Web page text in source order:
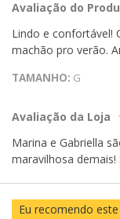
Avaliação do
Lindo e confortável!
machão pro verão.
TAMANHO: G
Avaliação da Loja
Marina e Gabriella
maravilhosa demais!
Eu recomendo